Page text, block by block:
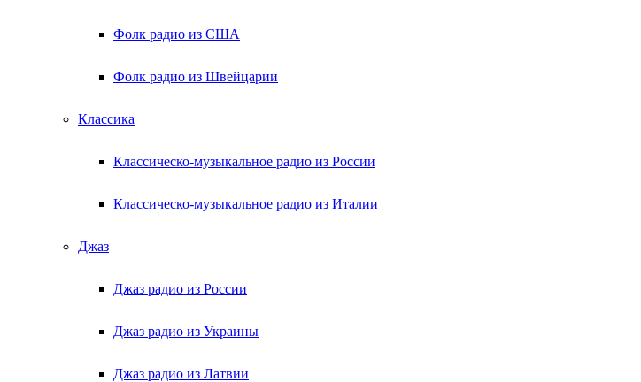
Фолк радио из США
Фолк радио из Швейцарии
Классика
Классическо-музыкальное радио из России
Классическо-музыкальное радио из Италии
Джаз
Джаз радио из России
Джаз радио из Украины
Джаз радио из Латвии